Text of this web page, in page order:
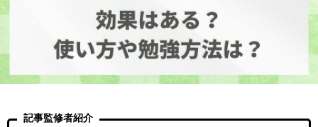
記事監修者紹介